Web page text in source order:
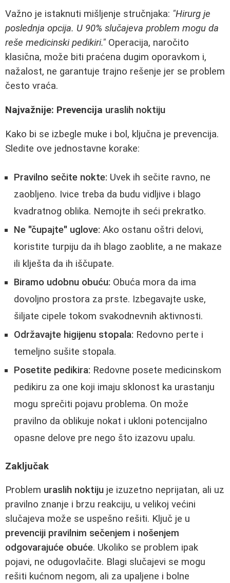
Važno je istaknuti mišljenje stručnjaka: "Hirurg je
poslednja opcija. U 90% slučajeva problem mogu da
reše medicinski pedikiri." Operacija, naročito
klasična, može biti praćena dugim oporavkom i,
nažalost, ne garantuje trajno rešenje jer se problem
često vraća.
Najvažnije: Prevencija uraslih noktiju
Kako bi se izbegle muke i bol, ključna je prevencija.
Sledite ove jednostavne korake:
Pravilno sečite nokte: Uvek ih sečite ravno, ne
zaobljeno. Ivice treba da budu vidljive i blago
kvadratnog oblika. Nemojte ih seći prekratko.
Ne "čupajte" uglove: Ako ostanu oštri delovi,
koristite turpiju da ih blago zaoblite, a ne makaze
ili klješta da ih iščupate.
Biramo udobnu obuću: Obuća mora da ima
dovoljno prostora za prste. Izbegavajte uske,
šiljate cipele tokom svakodnevnih aktivnosti.
Održavajte higijenu stopala: Redovno perte i
temeljno sušite stopala.
Posetite pedikira: Redovne posete medicinskom
pedikiru za one koji imaju sklonost ka urastanju
mogu sprečiti pojavu problema. On može
pravilno da oblikuje nokat i ukloni potencijalno
opasne delove pre nego što izazovu upalu.
Zaključak
Problem uraslih noktiju je izuzetno neprijatan, ali uz
pravilno znanje i brzu reakciju, u velikoj većini
slučajeva može se uspešno rešiti. Ključ je u
prevenciji pravilnim sečenjem i nošenjem
odgovarajuće obuće. Ukoliko se problem ipak
pojavi, ne odugovlačite. Blagi slučajevi se mogu
rešiti kućnom negom, ali za upaljene i bolne